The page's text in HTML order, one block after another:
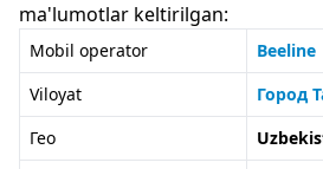
ma'lumotlar keltirilgan:
Mobil operator
Beeline
Viloyat
Город
Гео